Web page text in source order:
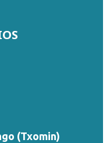
(Txomin)